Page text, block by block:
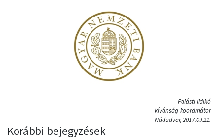
Palásti Ildikó
kívánság-koordinátor
Nádudvar, 2017.09.21.
Korábbi bejegyzések